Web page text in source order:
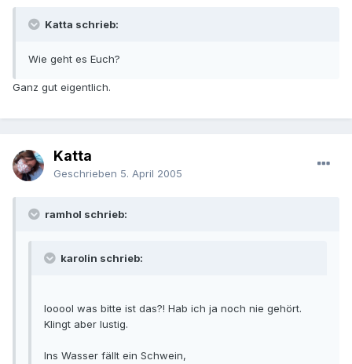
Katta schrieb:
Wie geht es Euch?
Ganz gut eigentlich.
Katta
Geschrieben 5. April 2005
ramhol schrieb:
karolin schrieb:
looool was bitte ist das?! Hab ich ja noch nie gehört.
Klingt aber lustig.
Ins Wasser fällt ein Schwein,